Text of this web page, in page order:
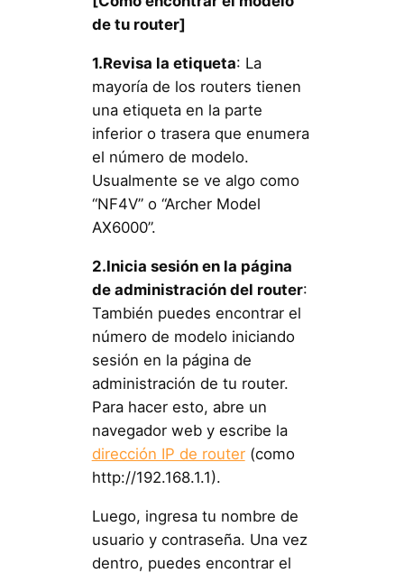
de tu router]
1.Revisa la etiqueta: La
mayoría de los routers tienen
una etiqueta en la parte
inferior o trasera que enumera
el número de modelo.
Usualmente se ve algo como
“NF4V” o “Archer Model
AX6000”.
2.Inicia sesión en la página
de administración del router:
También puedes encontrar el
número de modelo iniciando
sesión en la página de
administración de tu router.
Para hacer esto, abre un
navegador web y escribe la
dirección IP de router(como
http://192.168.1.1).
Luego, ingresa tu nombre de
usuario y contraseña. Una vez
dentro, puedes encontrar el